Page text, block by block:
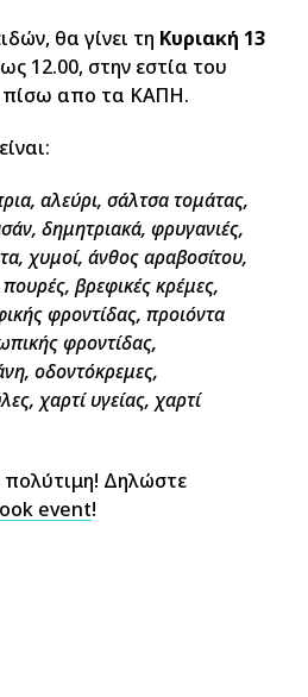
θα γίνει τη Κυριακή 13
12.00, στην εστία του
πίσω απο τα ΚΑΠΗ.
αλεύρι, σάλτσα τομάτας,
δημητριακά, φρυγανιές,
χυμοί, άνθος αραβοσίτου,
βρεφικές κρέμες,
φροντίδας, προιόντα
φροντίδας,
οδοντόκρεμες,
χαρτί υγείας, χαρτί
πολύτιμη! Δηλώστε
event!